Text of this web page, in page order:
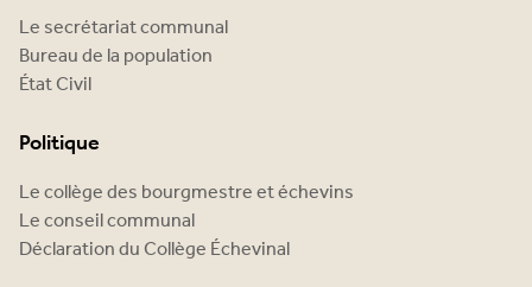
Le secrétariat communal
Bureau de la population
État Civil
Politique
Le collège des bourgmestre et échevins
Le conseil communal
Déclaration du Collège Échevinal